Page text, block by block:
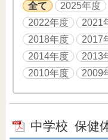
全て
2025年度
2022年度
2021
2018年度
2017
2014年度
2013
2010年度
2009
中学校 保健